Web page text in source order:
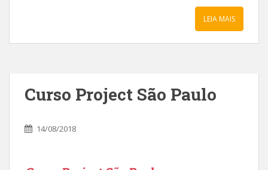
LEIA MAIS
Curso Project São Paulo
14/08/2018